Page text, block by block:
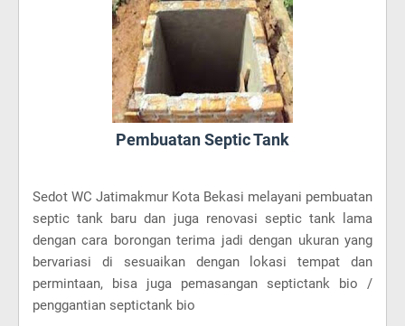
Pembuatan Septic Tank
Sedot WC Jatimakmur Kota Bekasi melayani pembuatan
septic tank baru dan juga renovasi septic tank lama
dengan cara borongan terima jadi dengan ukuran yang
bervariasi di sesuaikan dengan lokasi tempat dan
permintaan, bisa juga pemasangan septictank bio /
penggantian septictank bio